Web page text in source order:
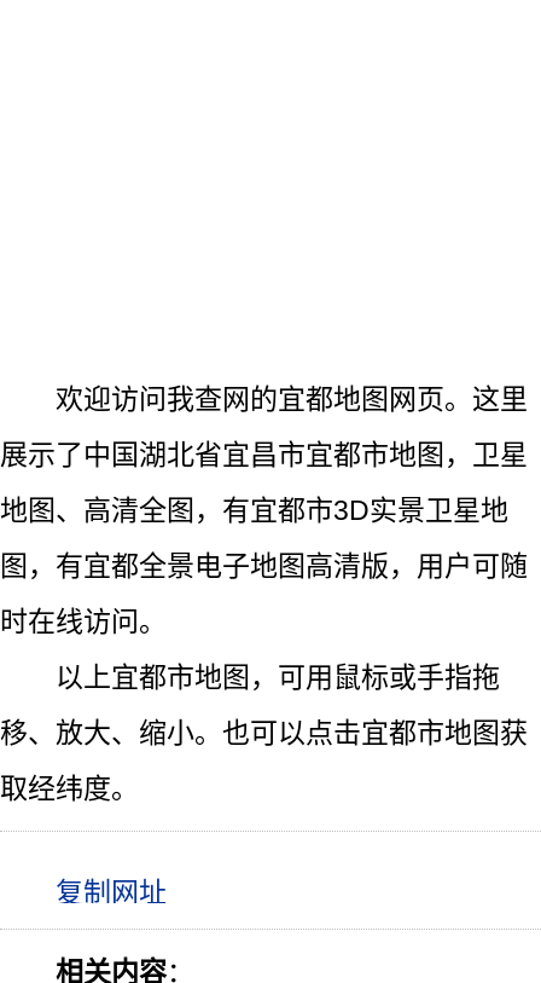
欢迎访问我查网的宜都地图网页。这里
展示了中国湖北省宜昌市宜都市地图，卫星
地图、高清全图，有宜都市3D实景卫星地
图，有宜都全景电子地图高清版，用户可随
时在线访问。
以上宜都市地图，可用鼠标或手指拖
移、放大、缩小。也可以点击宜都市地图获
取经纬度。
相关内容：